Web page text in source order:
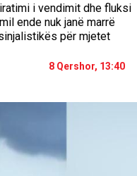
i vendimit dhe fluksi
ende nuk janë marrë
për mjetet
8 Qershor, 13:40